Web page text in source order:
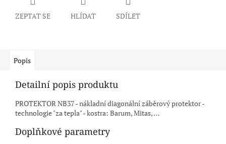
ZEPTAT SE HLÍDAT SDÍLET
Popis
Detailní popis produktu
PROTEKTOR NB37 - nákladní diagonální záběrový protektor -
technologie "za tepla" - kostra: Barum, Mitas, …
Doplňkové parametry